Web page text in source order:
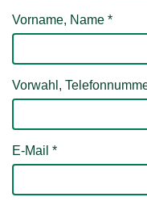
Vorname, Name *
Vorwahl,
E-Mail *